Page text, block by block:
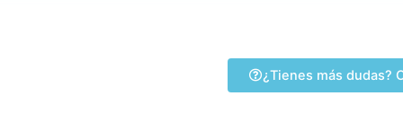
¿Tienes más dudas?